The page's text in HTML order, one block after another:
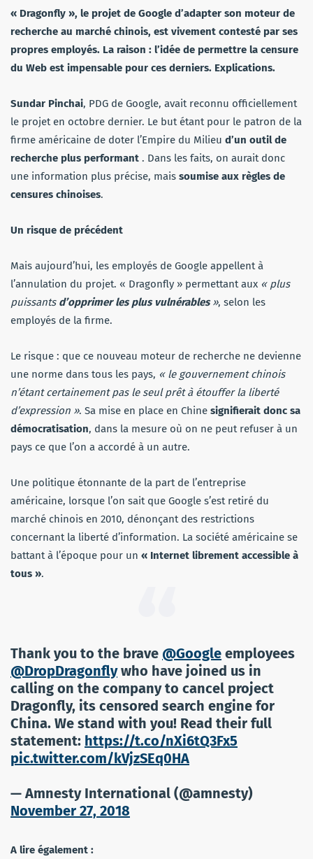
« Dragonfly », le projet de Google d’adapter son moteur de
recherche au marché chinois, est vivement contesté par ses
propres employés. La raison : l’idée de permettre la censure
du Web est impensable pour ces derniers. Explications.
Sundar Pinchai, PDG de Google, avait reconnu officiellement
le projet en octobre dernier. Le but étant pour le patron de la
firme américaine de doter l’Empire du Milieu d’un outil de
recherche plus performant . Dans les faits, on aurait donc
une information plus précise, mais soumise aux règles de
censures chinoises.
Un risque de précédent
Mais aujourd’hui, les employés de Google appellent à
l’annulation du projet. « Dragonfly » permettant aux « plus
puissants d’opprimer les plus vulnérables», selon les
employés de la firme.
Le risque : que ce nouveau moteur de recherche ne devienne
une norme dans tous les pays, « le gouvernement chinois
n’étant certainement pas le seul prêt à étouffer la liberté
d’expression ». Sa mise en place en Chine signifierait donc sa
démocratisation, dans la mesure où on ne peut refuser à un
pays ce que l’on a accordé à un autre.
Une politique étonnante de la part de l’entreprise
américaine, lorsque l’on sait que Google s’est retiré du
marché chinois en 2010, dénonçant des restrictions
concernant la liberté d’information. La société américaine se
battant à l’époque pour un « Internet librement accessible à
tous ».
Thank you to the brave @Google employees
@DropDragonflywho have joined us in
calling on the company to cancel project
Dragonfly, its censored search engine for
China. We stand with you! Read their full
statement: https://t.co/nXi6tQ3Fx5
pic.twitter.com/kVjzSEq0HA
— Amnesty International (@amnesty)
November 27, 2018
A lire également :